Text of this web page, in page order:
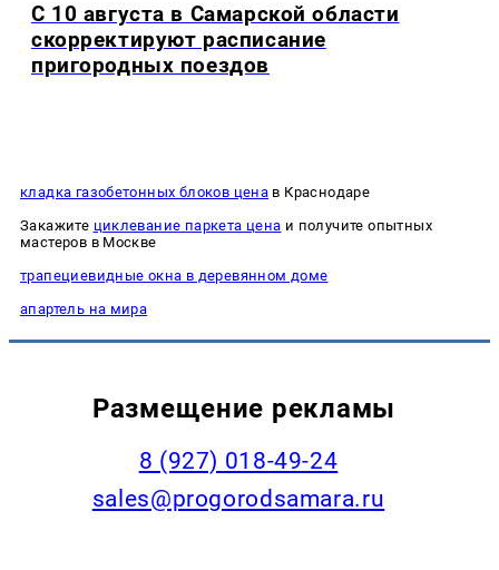
С 10 августа в Самарской области
скорректируют расписание
пригородных поездов
кладка газобетонных блоков цена в Краснодаре
Закажите циклевание паркета цена и получите опытных
мастеров в Москве
трапециевидные окна в деревянном доме
апартель на мира
Размещение рекламы
8 (927) 018-49-24
sales@progorodsamara.ru